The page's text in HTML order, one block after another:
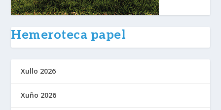
Hemeroteca papel
Xullo 2026
Xuño 2026